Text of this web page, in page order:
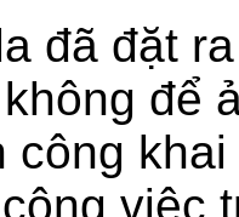
đã đặt
để
công
việc